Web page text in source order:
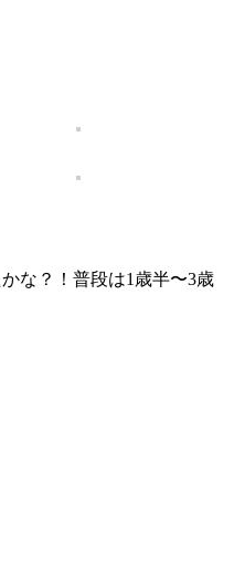
な？！普段は1歳半〜3歳